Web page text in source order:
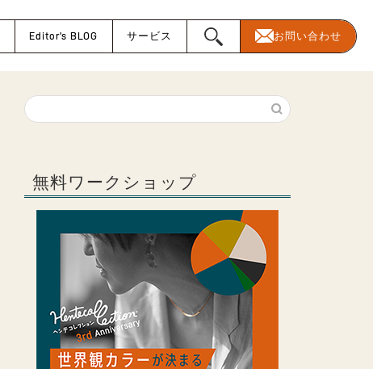
Editor’s BLOG サービス お問い合わせ
無料ワークショップ